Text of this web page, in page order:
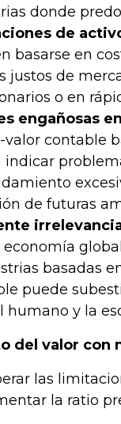
donde
de
basarse en
justos de
o en
engañosas
valor contable
indicar
de futuras
economía
basadas
puede
humano y la
del valor con
las
la ratio